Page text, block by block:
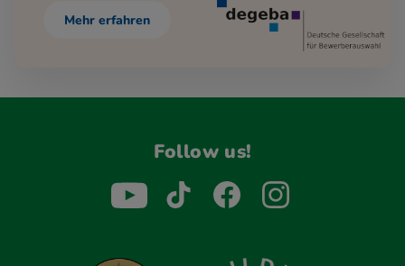
Mehr erfahren
Follow us!